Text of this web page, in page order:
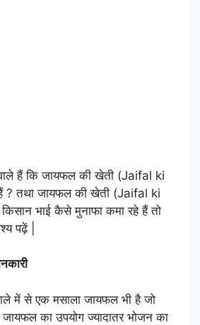
हैं कि जायफल की खेती (Jaifal ki
तथा जायफल की खेती (Jaifal ki
भाई कैसे मुनाफा कमा रहे हैं तो
पढ़ें |
में से एक मसाला जायफल भी है जो
का उपयोग ज्यादातर भोजन का